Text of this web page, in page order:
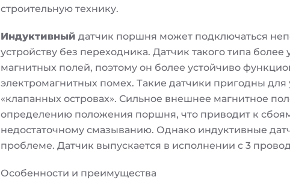
строительную технику.
Индуктивный датчик поршня может подключаться
устройству без переходника. Датчик такого типа
магнитных полей, поэтому он более устойчиво
электромагнитных помех. Такие датчики пригодны для
«клапанных островах». Сильное внешнее магнитное
определению положения поршня, что приводит к
недостаточному смазыванию. Однако индуктивные
проблеме. Датчик выпускается в исполнении с 3
Особенности и преимущества